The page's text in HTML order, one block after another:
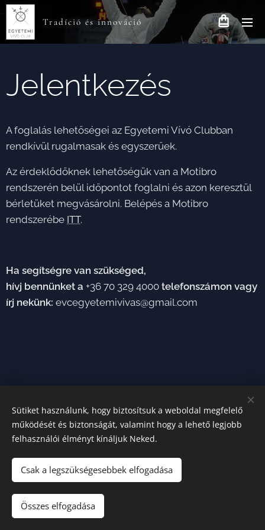
Tradíció és innováció
Jelentkezés
A foglalás lehetőségei az Egyetemi Vívó Clubban
rendkívül rugalmasak és egyszerűek.
Az érdeklődőknek lehetőségük van a Motibro
rendszerén belül időpontot foglalni és azon keresztül
bérletüket megvásárolni. Belépés a Motibro
rendszerébe ITT.
Ha segítségre van szükséged,
hívj bennünket a +36 70 329 4000 telefonszámon vagy
írj nekünk: evcegyetemivivas@gmail.com
A képeket biztosította: EVC
Sütik
Sütiket használunk, hogy biztosítsuk a weboldal megfelelő
működését és biztonságát, valamint hogy a lehető legjobb
felhasználói élményt kínáljuk Neked.
Csak a legszükségesebbek elfogadása
Összes elfogadása